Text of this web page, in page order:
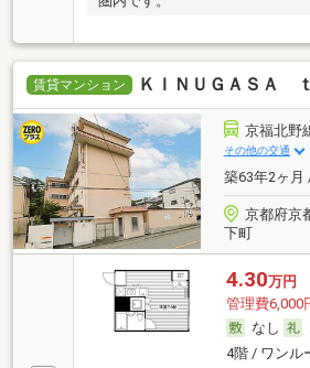
賃貸マンション ＫＩＮＵＧＡＳＡ
京福北野
その他の交通
築63年2ヶ月
京都府京
下町
4.30万円
管理費6,000
なし
4階 / ワンル